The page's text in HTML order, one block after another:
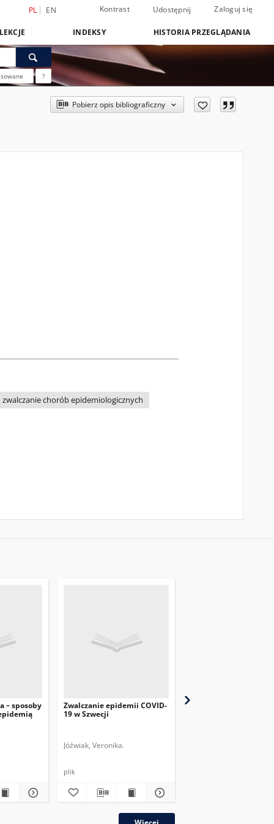
PL EN Kontrast Udostępnij Zaloguj się
INDEKSY HISTORIA PRZEGLĄDANIA
?
Pobierz opis bibliograficzny
zwalczanie chorób epidemiologicznych
– sposoby
Zwalczanie epidemii COVID-
19 w Szwecji
Jóźwiak, Veronika.
plik